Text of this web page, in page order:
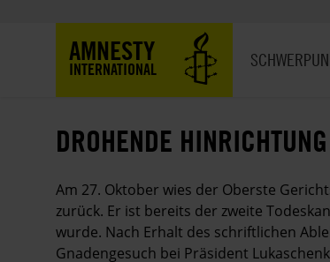
AMNESTY
INTERNATIONAL
DROHENDE HINRICHTUNG
Am 27. Oktober wies der Oberste
zurück. Er ist bereits der zweite
wurde. Nach Erhalt des schriftlichen
Gnadengesuch bei Präsident